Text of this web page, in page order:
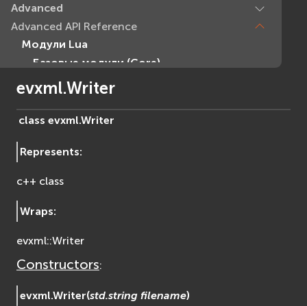
Advanced
Advanced API Reference
Модули Lua
Базовые модули (Core)
EVcommon
evlua
Граф Сцены (Scene Graph)
EVosgAnimation
EVosgHMD
EVosgShadow
EVosgUtil
evxml.Writer
class evxml.Writer
Represents:
c++ class
Wraps:
evxml::Writer
Constructors:
evxml.Writer(std.string filename)